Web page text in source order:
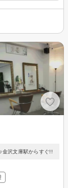
金沢文庫駅からすぐ!!